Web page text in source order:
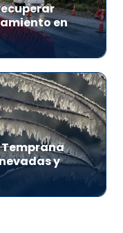
en
Temprana
y